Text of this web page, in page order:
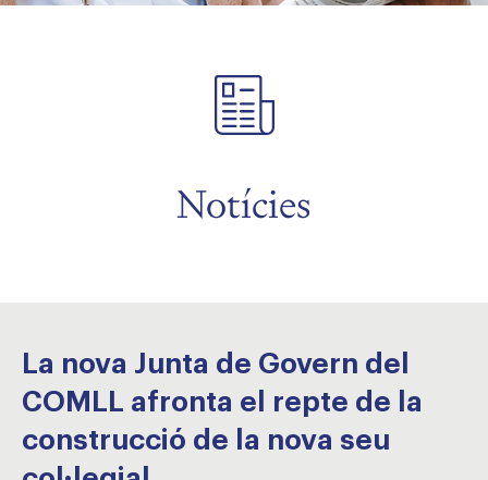
Notícies
La nova Junta de Govern del
COMLL afronta el repte de la
construcció de la nova seu